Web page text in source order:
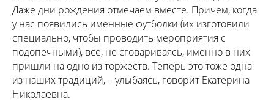
Даже дни рождения отмечаем вместе. Причем, когда
у нас появились именные футболки (их изготовили
специально, чтобы проводить мероприятия с
подопечными), все, не сговариваясь, именно в них
пришли на одно из торжеств. Теперь это тоже одна
из наших традиций, – улыбаясь, говорит Екатерина
Николаевна.